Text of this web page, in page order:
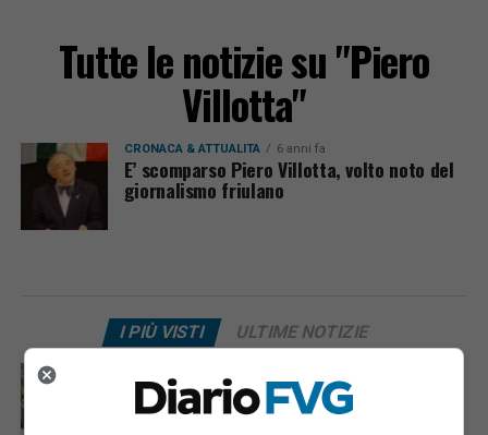
Tutte le notizie su "Piero
Villotta"
CRONACA & ATTUALITÀ 6 anni fa
E’ scomparso Piero Villotta, volto noto del
giornalismo friulano
I PIÙ VISTI ULTIME NOTIZIE
Acqua da usare con cautela nell’Udinese: ecco tutte
le frazioni sotto osservazione